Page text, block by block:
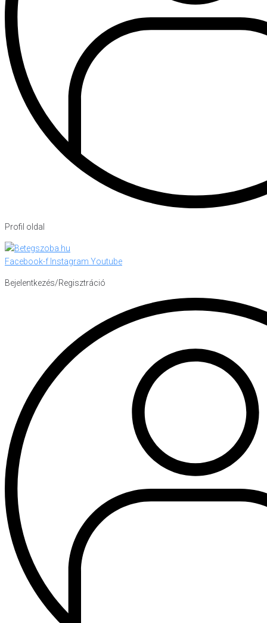
Profil oldal
Facebook-f Instagram Youtube
Bejelentkezés/Regisztráció